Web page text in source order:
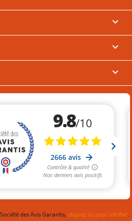


keyboard_arrow_down
des Avis Garantis, cliquez ici pour vérifier.